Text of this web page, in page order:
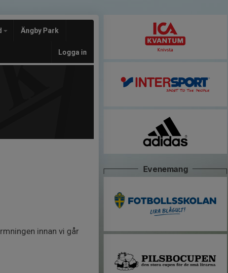
Ängby Park
Logga in
innan vi går
Evenemang